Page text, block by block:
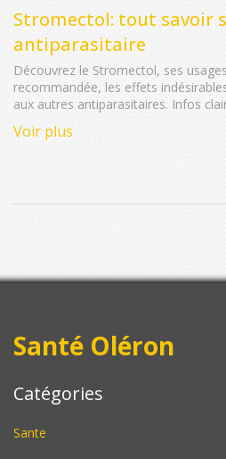
Stromectol: tout savoir
antiparasitaire
Découvrez le Stromectol, ses
recommandée, les effets
aux autres antiparasitaires. Infos
Voir plus
Santé Oléron
Catégories
Sante